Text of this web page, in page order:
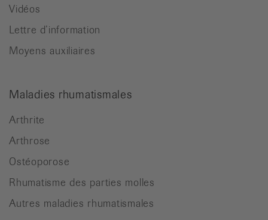
Vidéos
Lettre d’information
Moyens auxiliaires
Maladies rhumatismales
Arthrite
Arthrose
Ostéoporose
Rhumatisme des parties molles
Autres maladies rhumatismales